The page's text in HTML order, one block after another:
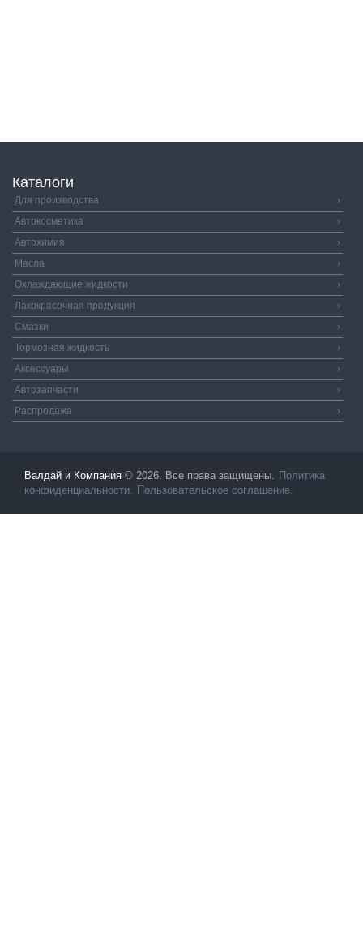
Каталоги
Для производства
›
Автокосметика
›
Автохимия
›
Масла
›
Охлаждающие жидкости
›
Лакокрасочная продукция
›
Смазки
›
Тормозная жидкость
›
Аксессуары
›
Автозапчасти
›
Распродажа
›
Валдай и Компания © 2026. Все права защищены. Политика
конфиденциальности. Пользовательское соглашение.